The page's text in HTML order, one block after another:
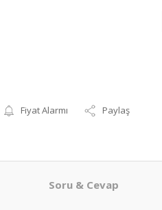
Fiyat Alarmı Paylaş
Soru & Cevap